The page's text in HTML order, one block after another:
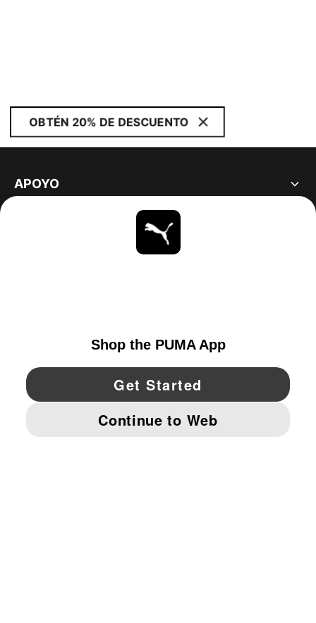
OBTÉN 20% DE DESCUENTO
APOYO
YouTube Twitter Pinterest
IMPRINT AND LEGAL DATA